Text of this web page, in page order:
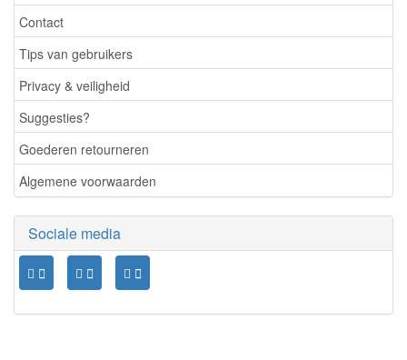
Contact
Tips van gebruikers
Privacy & veiligheid
Suggesties?
Goederen retourneren
Algemene voorwaarden
Sociale media